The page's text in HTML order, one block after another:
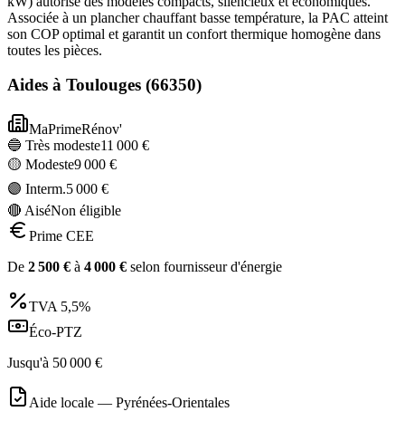
Associée à un plancher chauffant basse température, la PAC atteint
son COP optimal et garantit un confort thermique homogène dans
toutes les pièces.
Aides à Toulouges (66350)
MaPrimeRénov'
🔵 Très modeste11 000 €
🟡 Modeste9 000 €
🟣 Interm.5 000 €
🔴 AiséNon éligible
Prime CEE
De 2 500 € à 4 000 € selon fournisseur d'énergie
TVA 5,5%
Éco-PTZ
Jusqu'à 50 000 €
Aide locale — Pyrénées-Orientales